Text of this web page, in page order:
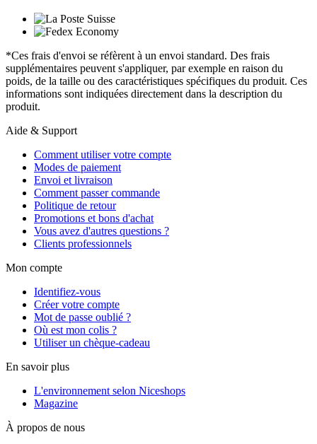
*Ces frais d'envoi se réfèrent à un envoi standard. Des frais
supplémentaires peuvent s'appliquer, par exemple en raison du
poids, de la taille ou des caractéristiques spécifiques du produit. Ces
informations sont indiquées directement dans la description du
produit.
Aide & Support
Comment utiliser votre compte
Modes de paiement
Envoi et livraison
Comment passer commande
Politique de retour
Promotions et bons d'achat
Vous avez d'autres questions ?
Clients professionnels
Mon compte
Identifiez-vous
Créer votre compte
Mot de passe oublié ?
Où est mon colis ?
Utiliser un chèque-cadeau
En savoir plus
L'environnement selon Niceshops
Magazine
À propos de nous